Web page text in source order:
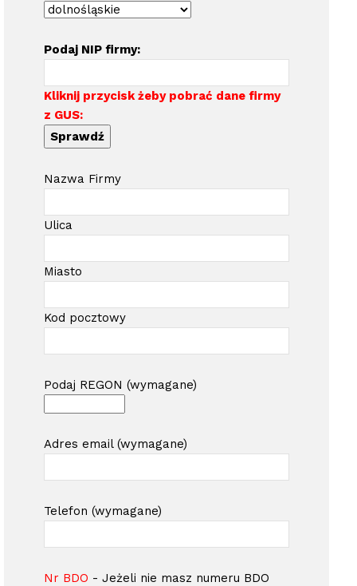
Podaj NIP firmy:
Kliknij przycisk żeby pobrać dane firmy
z GUS:
Sprawdź
Nazwa Firmy
Ulica
Miasto
Kod pocztowy
Podaj REGON (wymagane)
Adres email (wymagane)
Telefon (wymagane)
Nr BDO - Jeżeli nie masz numeru BDO